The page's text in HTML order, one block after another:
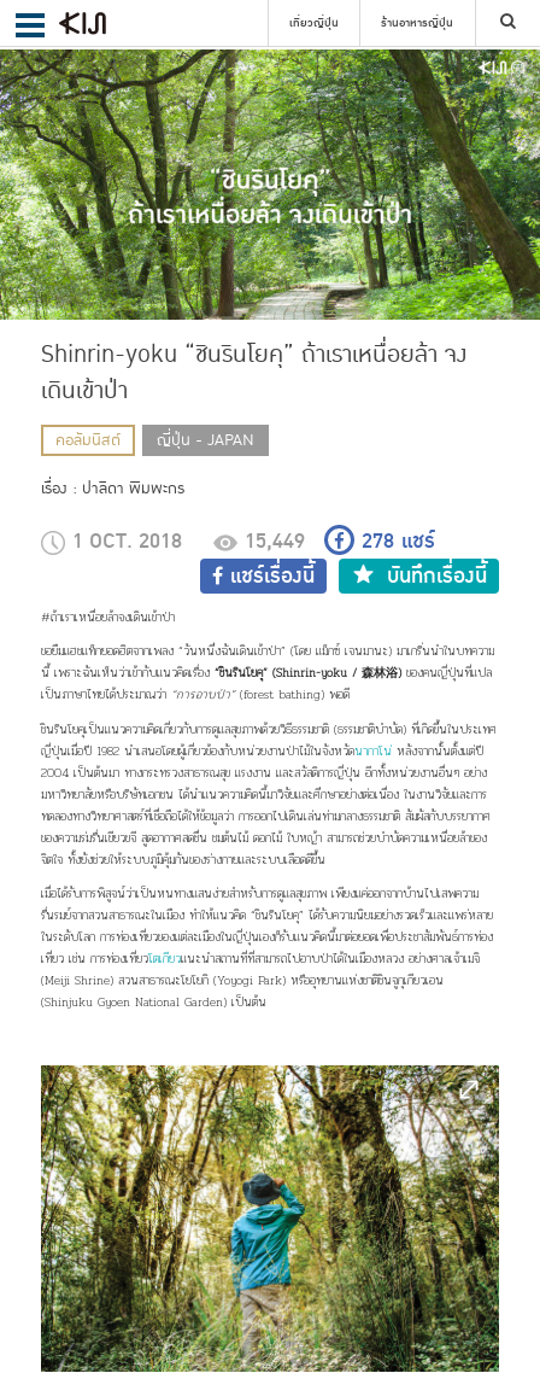
เที่ยวญี่ปุ่น ร้านอาหารญี่ปุ่น
ค้นหา
เลือกย่าน
ค้นหา
1 OCT. 2018 15,449 278 แชร์
แชร์เรื่องนี้
บันทึกเรื่องนี้
Shinrin-yoku “ชินรินโยคุ” ถ้าเราเหนื่อยล้า จง
เดินเข้าป่า
คอลัมนิสต์
ญี่ปุ่น - JAPAN
เรื่อง : ปาลิดา พิมพะกร
#ถ้าเราเหนื่อยล้าจงเดินเข้าป่า
ขอยืมแฮชแท็กยอดฮิตจากเพลง “วันหนึ่งฉันเดินเข้าป่า” (โดย แม็กซ์ เจนมานะ) มาเกริ่นนำในบทความ
นี้ เพราะฉันเห็นว่าเข้ากับแนวคิดเรื่อง “ชินรินโยคุ” (Shinrin-yoku / 森林浴)ของคนญี่ปุ่นที่แปล
เป็นภาษาไทยได้ประมาณว่า “การอาบป่า”(forest bathing) พอดี
ชินรินโยคุเป็นแนวความคิดเกี่ยวกับการดูแลสุขภาพด้วยวิธีธรรมชาติ (ธรรมชาติบำบัด) ที่เกิดขึ้นในประเทศ
ญี่ปุ่นเมื่อปี 1982 นำเสนอโดยผู้เกี่ยวข้องกับหน่วยงานป่าไม้ในจังหวัดนากาโน่หลังจากนั้นตั้งแต่ปี
2004 เป็นต้นมา ทางกระทรวงสาธารณสุข แรงงาน และสวัสดิการญี่ปุ่น อีกทั้งหน่วยงานอื่นๆ อย่าง
มหาวิทยาลัยหรือบริษัทเอกชน ได้นำแนวความคิดนี้มาวิจัยและศึกษาอย่างต่อเนื่อง ในงานวิจัยและการ
ทดลองทางวิทยาศาสตร์ที่เชื่อถือได้ให้ข้อมูลว่า การออกไปเดินเล่นท่ามกลางธรรมชาติ สัมผัสกับบรรยากาศ
ของความร่มรื่นเขียวขจี สูดอากาศสดชื่น ชมต้นไม้ ดอกไม้ ใบหญ้า สามารถช่วยบำบัดความเหนื่อยล้าของ
จิตใจ ทั้งยังช่วยให้ระบบภูมิคุ้มกันของร่างกายและระบบเลือดดีขึ้น
เมื่อได้รับการพิสูจน์ว่าเป็นหนทางแสนง่ายสำหรับการดูแลสุขภาพ เพียงแค่ออกจากบ้านไปเสพความ
รื่นรมย์จากสวนสาธารณะในเมือง ทำให้แนวคิด “ชินรินโยคุ” ได้รับความนิยมอย่างรวดเร็วและแพร่หลาย
ในระดับโลก การท่องเที่ยวของแต่ละเมืองในญี่ปุ่นเองก็รับแนวคิดนี้มาต่อยอดเพื่อประชาสัมพันธ์การท่อง
เที่ยว เช่น การท่องเที่ยวโตเกียวแนะนำสถานที่ที่สามารถไปอาบป่าได้ในเมืองหลวง อย่างศาลเจ้าเมจิ
(Meiji Shrine) สวนสาธารณะโยโยกิ (Yoyogi Park) หรืออุทยานแห่งชาติชินจูกุเกียวเอน
(Shinjuku Gyoen National Garden) เป็นต้น